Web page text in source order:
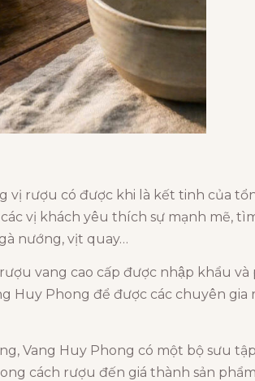
vị rượu có được khi là kết tinh của
vị khách yêu thích sự mạnh mẽ,
nướng, vịt quay…
vang cao cấp được nhập khẩu và
Huy Phong để được các chuyên
Vang Huy Phong có một bộ sưu
cách rượu đến giá thành sản